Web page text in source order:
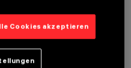
Cookies akzeptieren